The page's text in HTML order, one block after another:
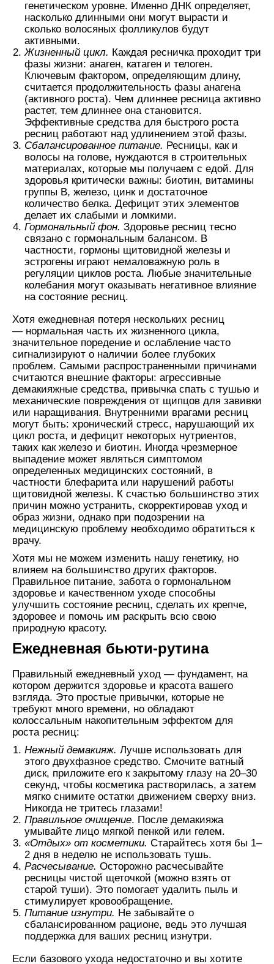
генетическом уровне. Именно ДНК определяет,
насколько длинными они могут вырасти и
сколько волосяных фолликулов будут
активными.
Жизненный цикл. Каждая ресничка проходит три
фазы жизни: анаген, катаген и телоген.
Ключевым фактором, определяющим длину,
считается продолжительность фазы анагена
(активного роста). Чем длиннее ресница активно
растет, тем длиннее она становится.
Эффективные средства для быстрого роста
ресниц работают над удлинением этой фазы.
Сбалансированное питание. Ресницы, как и
волосы на голове, нуждаются в строительных
материалах, которые мы получаем с едой. Для
здоровья критически важны: биотин, витамины
группы B, железо, цинк и достаточное
количество белка. Дефицит этих элементов
делает их слабыми и ломкими.
Гормональный фон. Здоровье ресниц тесно
связано с гормональным балансом. В
частности, гормоны щитовидной железы и
эстрогены играют немаловажную роль в
регуляции циклов роста. Любые значительные
колебания могут оказывать негативное влияние
на состояние ресниц.
Хотя ежедневная потеря нескольких ресниц
— нормальная часть их жизненного цикла,
значительное поредение и ослабление часто
сигнализируют о наличии более глубоких
проблем. Самыми распространенными причинами
считаются внешние факторы: агрессивные
демакияжные средства, привычка спать с тушью и
механические повреждения от щипцов для завивки
или наращивания. Внутренними врагами ресниц
могут быть: хронический стресс, нарушающий их
цикл роста, и дефицит некоторых нутриентов,
таких как железо и биотин. Иногда чрезмерное
выпадение может являться симптомом
определенных медицинских состояний, в
частности блефарита или нарушений работы
щитовидной железы. К счастью большинство этих
причин можно устранить, скорректировав уход и
образ жизни, однако при подозрении на
медицинскую проблему необходимо обратиться к
врачу.
Хотя мы не можем изменить нашу генетику, но
влияем на большинство других факторов.
Правильное питание, забота о гормональном
здоровье и качественном уходе способны
улучшить состояние ресниц, сделать их крепче,
здоровее и помочь им раскрыть всю свою
природную красоту.
Ежедневная бьюти-рутина
Правильный ежедневный уход — фундамент, на
котором держится здоровье и красота вашего
взгляда. Это простые привычки, которые не
требуют много времени, но обладают
колоссальным накопительным эффектом для
роста ресниц:
Нежный демакияж. Лучше использовать для
этого двухфазное средство. Смочите ватный
диск, приложите его к закрытому глазу на 20–30
секунд, чтобы косметика растворилась, а затем
мягко снимите остатки движением сверху вниз.
Никогда не тритесь глазами!
Правильное очищение. После демакияжа
умывайте лицо мягкой пенкой или гелем.
«Отдых» от косметики. Старайтесь хотя бы 1–
2 дня в неделю не использовать тушь.
Расчесывание. Осторожно расчесывайте
ресницы чистой щеточкой (можно взять от
старой туши). Это помогает удалить пыль и
стимулирует кровообращение.
Питание изнутри. Не забывайте о
сбалансированном рационе, ведь это лучшая
поддержка для ваших ресниц изнутри.
Если базового ухода недостаточно и вы хотите